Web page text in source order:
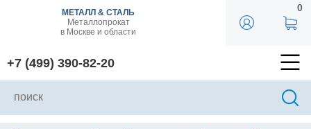
МЕТАЛЛ & СТАЛЬ
Металлопрокат
в Москве и области
+7 (499) 390-82-20
0